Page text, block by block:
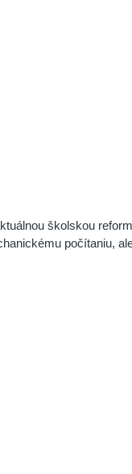
školskou
počítaniu,